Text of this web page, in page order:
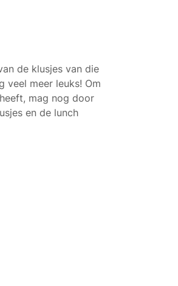
de klusjes van die
veel meer leuks! Om
mag nog door
en de lunch